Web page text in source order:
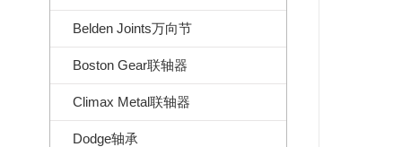
Belden Joints万向节
Boston Gear联轴器
Climax Metal联轴器
Dodge轴承